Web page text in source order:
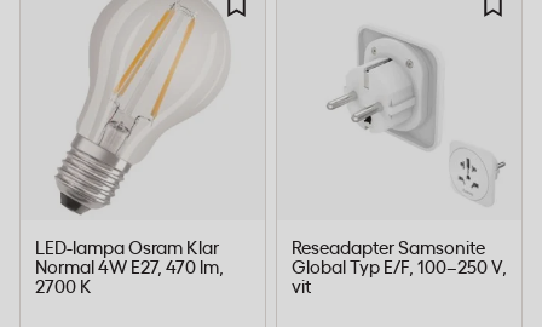
LED-lampa Osram Klar
Normal 4W E27, 470 lm,
2700 K
Reseadapter Samsonite
Global Typ E/F, 100–250 V,
vit